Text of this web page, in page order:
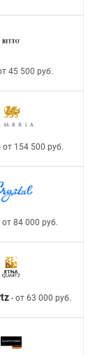
45 500 руб.
от 154 500 руб.
от 84 000 руб.
- от 63 000 руб.